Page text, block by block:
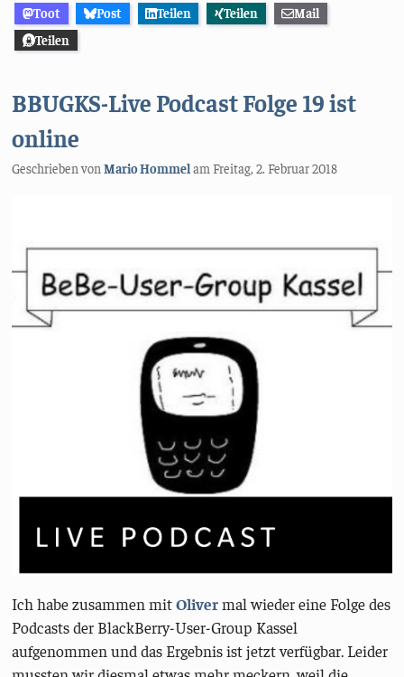
Toot
Post Teilen Teilen
Mail
Teilen
BBUGKS-Live Podcast Folge 19 ist
online
Geschrieben vonMario HommelamFreitag, 2. Februar 2018
Ich habe zusammen mitOlivermal wieder eine Folge des
Podcasts der BlackBerry-User-Group Kassel
aufgenommen und das Ergebnis ist jetzt verfügbar. Leider